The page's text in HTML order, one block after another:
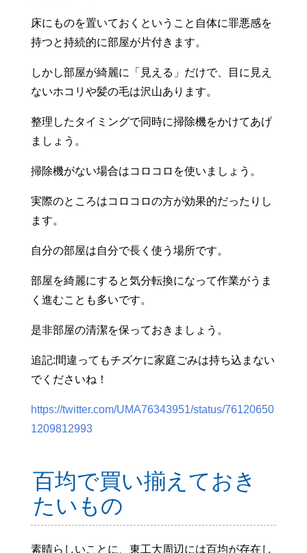
床にものを置いておくということ自体に罪悪感を
持つと持続的に部屋が片付きます。
しかし部屋が綺麗に「見える」だけで、目に見え
ないホコリや髪の毛は沢山あります。
整理したタイミングで同時に掃除機をかけてあげ
ましょう。
掃除機がない場合はコロコロを使いましょう。
実際のところはコロコロの方が効果的だったりし
ます。
自分の部屋は自分で長く使う場所です。
部屋を綺麗にすると気分転換になって作業がうま
く進むことも多いです。
是非部屋の清潔を保っておきましょう。
追記:間違ってもチズケに家庭ごみは持ち込まない
でくださいね！
https://twitter.com/UMA76343951/status/76120650
1209812993
百均で買い揃えておき
たいもの
素晴らしいことに、東工大周辺には百均が存在し